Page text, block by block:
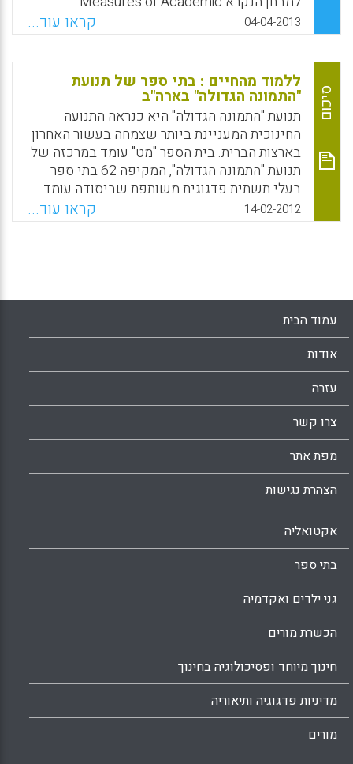
Progress, ובקיצור MAP, הבוחן את התקדמותם
בקריאה, אלגברה וגאומטריה, המורים מסרבים
לשתף פעולה. לדעתם, MAP משבש את מהלך
הלימודים התקין בבית הספר ומסכל את המאמץ
החינוכי שלהם ( נתן אונדהיימר) .
WhatsApp
Facebook
Email
X
04-04-2013 קראו עוד...
סיכום
ללמוד מהחיים : בתי ספר של תנועת
"התמונה הגדולה" בארה"ב
תנועת "התמונה הגדולה" היא כנראה התנועה
החינוכית המעניינת ביותר שצמחה בעשור האחרון
בארצות הברית. בית הספר "מט" עומד במרכזה של
תנועת "התמונה הגדולה", המקיפה 62 בתי ספר
בעלי תשתית פדגוגית משותפת שביסודה עומד
העניין האישי של כל תלמיד. אנשי "התמונה
הגדולה" מאמינים שאם מגלים את העניין האישי
בתי הספר של תנועת "התמונה הגדולה" קטנים,
וכך גם הכיתות ( נתן אודנהיימר, יורם הרפז) .
14-02-2012 קראו עוד...
עמוד הבית
אודות
עזרה
צרו קשר
מפת אתר
הצהרת נגישות
אקטואליה
בתי ספר
גני ילדים ואקדמיה
הכשרת מורים
חינוך מיוחד ופסיכולוגיה בחינוך
מדיניות פדגוגיה ותיאוריה
מורים